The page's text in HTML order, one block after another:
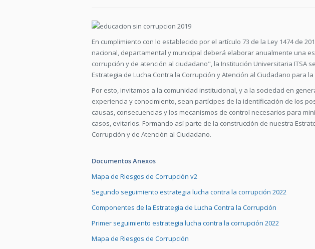
En cumplimiento con lo establecido por el artículo 73 de la Ley 1474 de
nacional, departamental y municipal deberá elaborar anualmente una
corrupción y de atención al ciudadano", la Institución Universitaria ITSA
Estrategia de Lucha Contra la Corrupción y Atención al Ciudadano para la
Por esto, invitamos a la comunidad institucional, y a la sociedad en
experiencia y conocimiento, sean partícipes de la identificación de los
causas, consecuencias y los mecanismos de control necesarios para
casos, evitarlos. Formando así parte de la construcción de nuestra
Corrupción y de Atención al Ciudadano.
Documentos Anexos
Mapa de Riesgos de Corrupción v2
Segundo seguimiento estrategia lucha contra la corrupción 2022
Componentes de la Estrategia de Lucha Contra la Corrupción
Primer seguimiento estrategia lucha contra la corrupción 2022
Mapa de Riesgos de Corrupción